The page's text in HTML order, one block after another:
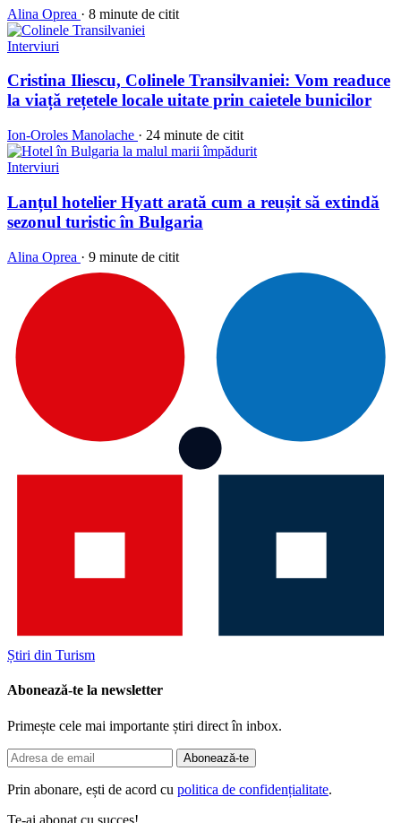
Alina Oprea · 8 minute de citit
Interviuri
Cristina Iliescu, Colinele Transilvaniei: Vom readuce
la viață rețetele locale uitate prin caietele bunicilor
Ion-Oroles Manolache · 24 minute de citit
Interviuri
Lanțul hotelier Hyatt arată cum a reușit să extindă
sezonul turistic în Bulgaria
Alina Oprea · 9 minute de citit
Știri din Turism
Abonează-te la newsletter
Primește cele mai importante știri direct în inbox.
Abonează-te
Prin abonare, ești de acord cu politica de confidențialitate.
Te-ai abonat cu succes!